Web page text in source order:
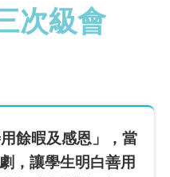
次級會
餘暇及感恩」，當
，讓學生明白善用